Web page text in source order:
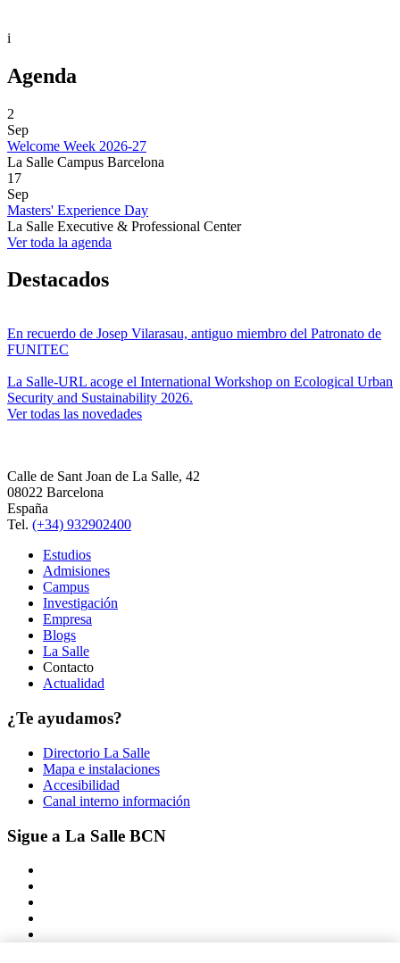
i
Agenda
2
Sep
Welcome Week 2026-27
La Salle Campus Barcelona
17
Sep
Masters' Experience Day
La Salle Executive & Professional Center
Ver toda la agenda
Destacados
En recuerdo de Josep Vilarasau, antiguo miembro del Patronato de
FUNITEC
La Salle-URL acoge el International Workshop on Ecological Urban
Security and Sustainability 2026.
Ver todas las novedades
Calle de Sant Joan de La Salle, 42
08022 Barcelona
España
Tel. (+34) 932902400
Estudios
Admisiones
Campus
Investigación
Empresa
Blogs
La Salle
Contacto
Actualidad
¿Te ayudamos?
Directorio La Salle
Mapa e instalaciones
Accesibilidad
Canal interno información
Sigue a La Salle BCN